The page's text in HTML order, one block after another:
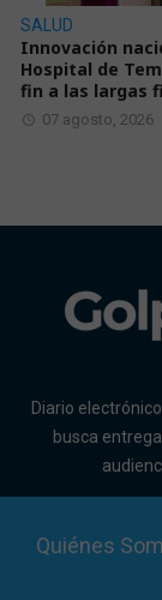
SALUD
Innovación
Hospital de
fin a las largas
07 agosto, 2026
Diario
busca
Quiénes